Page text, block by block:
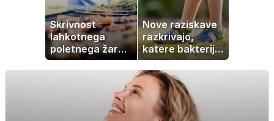
Skrivnost
lahkotnega
poletnega žara,
po katerem ne
boste
popoldanskega
Nove raziskave
razkrivajo,
katere bakterije
na koži privlačijo
komarje